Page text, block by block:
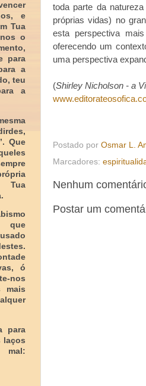
toda parte da
próprias vidas) no
esta perspectiva
oferecendo um
uma perspectiva
(Shirley Nicholson - a
Postado por Osmar L.
Marcadores:
Nenhum
Postar um
e
Tua
o
para
a
teu
a
Que
Tua
que
ó
nos
mais
para
laços
mal: